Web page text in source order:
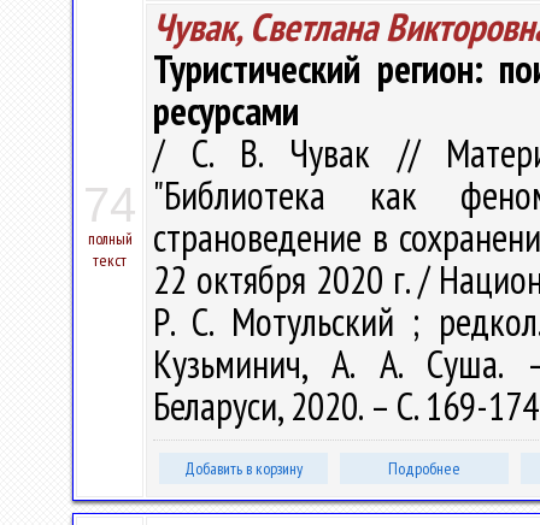
74
полный
текст
Чувак, Светлана
Туристический регион:
ресурсами
/ С. В. Чувак //
"Библиотека как
страноведение в
22 октября 2020 г. /
Р. С. Мотульский ;
Кузьминич, А. А. Суша.
Беларуси, 2020. – С. 169-
Добавить в корзину Подробнее